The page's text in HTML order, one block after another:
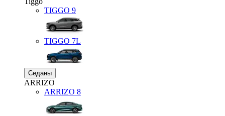
TIGGO 9
TIGGO 7L
Седаны
ARRIZO
ARRIZO 8